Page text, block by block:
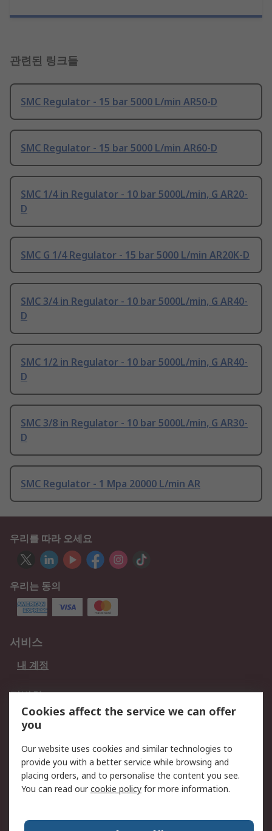
관련된 링크들
SMC Regulator - 15 bar 5000 L/min AR50-D
SMC Regulator - 15 bar 5000 L/min AR60-D
SMC 1/4 in Regulator - 10 bar 5000L/min, G AR20-
D
SMC G 1/4 Regulator - 15 bar 5000 L/min AR20K-D
SMC 3/4 in Regulator - 10 bar 5000L/min, G AR40-
D
SMC 1/2 in Regulator - 10 bar 5000L/min, G AR40-
D
SMC 3/8 in Regulator - 10 bar 5000L/min, G AR30-
D
SMC Regulator - 1 Mpa 20000 L/min AR
우리를 따라 오세요
우리는 동의
서비스
내 계정
적법한
개인 정보 보호 정책
데이터 보호
웹사이트 사용 약관
회사 소개
RS 계좌 정보
그룹사 RS Group에 대해
한국외 지역
회사 소개
Cookies affect the service we can offer
you
Our website uses cookies and similar technologies to
provide you with a better service while browsing and
placing orders, and to personalise the content you see.
You can read ourcookie policy for more information.